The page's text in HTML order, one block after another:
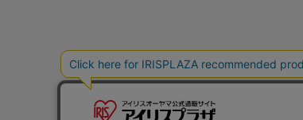
特定商取引法に基づ